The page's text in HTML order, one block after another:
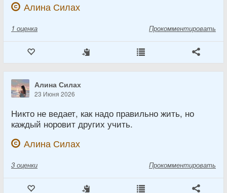
Алина Силах
1 оценка Прокомментировать
Алина Силах
23 Июня 2026
Никто не ведает, как надо правильно жить, но
каждый норовит других учить.
Алина Силах
3 оценки Прокомментировать